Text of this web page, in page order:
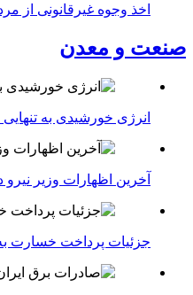
اخذ وجوه غیرقانونی از
صنعت و معدن
انرژی خورشیدی به
آخرین اظهارات وزیر نیرو درمورد
جزئیات پرداخت خسارت